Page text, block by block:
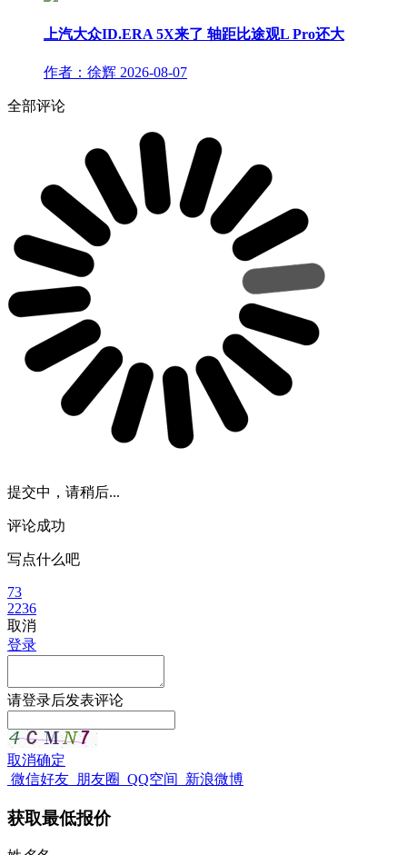
上汽大众ID.ERA 5X来了 轴距比途观L Pro还大
作者：徐辉 2026-08-07
全部评论
提交中，请稍后...
评论成功
写点什么吧
73
2236
取消
登录
请登录后发表评论
取消确定
微信好友 朋友圈 QQ空间 新浪微博
获取最低报价